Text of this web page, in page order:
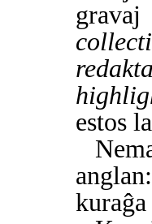
estos
anglan: